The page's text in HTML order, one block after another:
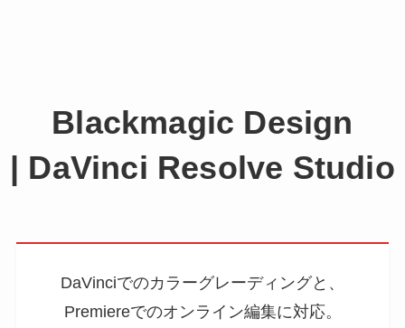
Blackmagic Design
| DaVinci Resolve Studio
DaVinciでのカラーグレーディングと、
Premiereでのオンライン編集に対応。